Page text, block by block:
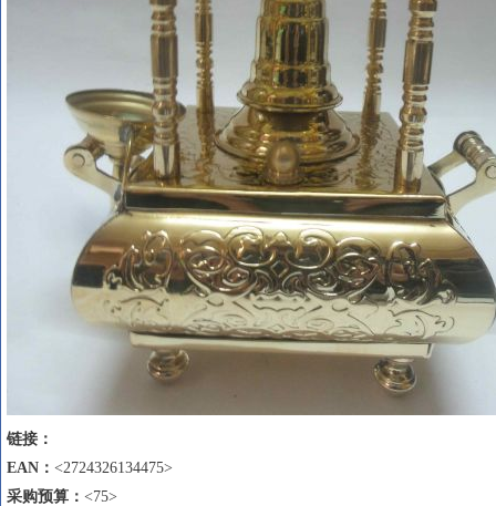
链接：
EAN ： <2724326134475>
采购预算： <75>